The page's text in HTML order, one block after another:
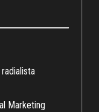
Marketing